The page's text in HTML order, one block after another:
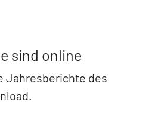
sind online
Jahresberichte des